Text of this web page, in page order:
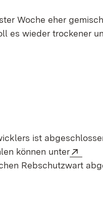
Woche eher
es wieder trockener
ist
können unter
Fenster)
Rebschutzwart